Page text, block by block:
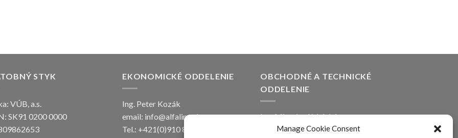
Manage Cookie Consent
STYK
VÚB, a.s.
SK91 0200 0000
EKONOMICKÉ ODDELENIE
Ing. Peter Kozák
email: info@alfaline.sk
Tel.: +421(0)910 871 623
OBCHODNÉ A TECHNICKÉ
ODDELENIE
Ing. Miroslav Krinický
email:alfaline@alfaline.sk